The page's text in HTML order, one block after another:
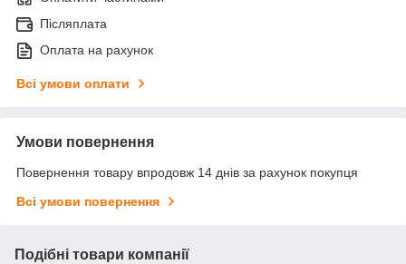
Післяплата
Оплата на рахунок
Всі умови оплати
Умови повернення
Повернення товару впродовж 14 днів за рахунок покупця
Всі умови повернення
Подібні товари компанії